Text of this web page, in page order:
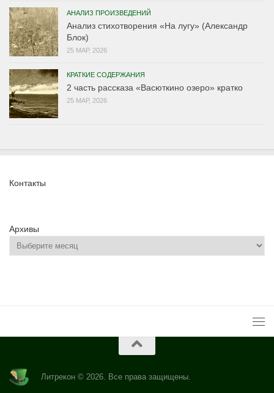
АНАЛИЗ ПРОИЗВЕДЕНИЙ
Анализ стихотворения «На лугу» (Александр
Блок)
25 МАР, 2026
КРАТКИЕ СОДЕРЖАНИЯ
2 часть рассказа «Васюткино озеро» кратко
25 МАР, 2026
Контакты
Архивы
Литрекон © 2026. Все права защищены.